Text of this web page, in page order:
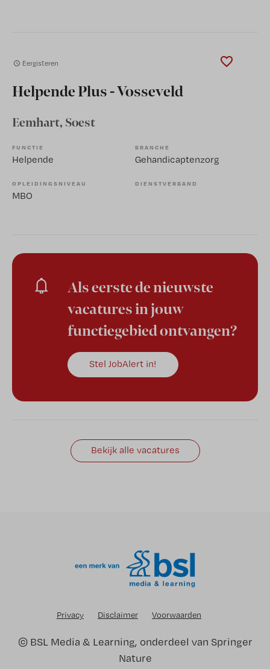
Eergisteren
Helpende Plus - Vosseveld
Eemhart, Soest
FUNCTIE
Helpende
BRANCHE
Gehandicaptenzorg
OPLEIDINGSNIVEAU
MBO
DIENSTVERBAND
Als eerste de nieuwste
vacatures in jouw
functiegebied ontvangen?
Stel JobAlert in!
Bekijk alle vacatures
Privacy Disclaimer Voorwaarden
© BSL Media & Learning, onderdeel van Springer
Nature